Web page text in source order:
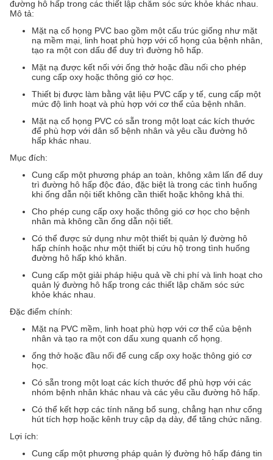
đường hô hấp trong các thiết lập chăm sóc sức khỏe khác nhau.
Mô tả:
Mặt nạ cổ họng PVC bao gồm một cấu trúc giống như mặt
nạ mềm mại, linh hoạt phù hợp với cổ họng của bệnh nhân,
tạo ra một con dấu để duy trì đường hô hấp.
Mặt nạ được kết nối với ống thở hoặc đầu nối cho phép
cung cấp oxy hoặc thông gió cơ học.
Thiết bị được làm bằng vật liệu PVC cấp y tế, cung cấp một
mức độ linh hoạt và phù hợp với cơ thể của bệnh nhân.
Mặt nạ cổ họng PVC có sẵn trong một loạt các kích thước
để phù hợp với dân số bệnh nhân và yêu cầu đường hô
hấp khác nhau.
Mục đích:
Cung cấp một phương pháp an toàn, không xâm lấn để duy
trì đường hô hấp độc đáo, đặc biệt là trong các tình huống
khi ống dẫn nội tiết không cần thiết hoặc không khả thi.
Cho phép cung cấp oxy hoặc thông gió cơ học cho bệnh
nhân mà không cần ống dẫn nội tiết.
Có thể được sử dụng như một thiết bị quản lý đường hô
hấp chính hoặc như một thiết bị cứu hộ trong tình huống
đường hô hấp khó khăn.
Cung cấp một giải pháp hiệu quả về chi phí và linh hoạt cho
quản lý đường hô hấp trong các thiết lập chăm sóc sức
khỏe khác nhau.
Đặc điểm chính:
Mặt nạ PVC mềm, linh hoạt phù hợp với cơ thể của bệnh
nhân và tạo ra một con dấu xung quanh cổ họng.
ống thở hoặc đầu nối để cung cấp oxy hoặc thông gió cơ
học.
Có sẵn trong một loạt các kích thước để phù hợp với các
nhóm bệnh nhân khác nhau và các yêu cầu đường hô hấp.
Có thể kết hợp các tính năng bổ sung, chẳng hạn như cổng
hút tích hợp hoặc kênh truy cập dạ dày, để tăng chức năng.
Lợi ích:
Cung cấp một phương pháp quản lý đường hô hấp đáng tin